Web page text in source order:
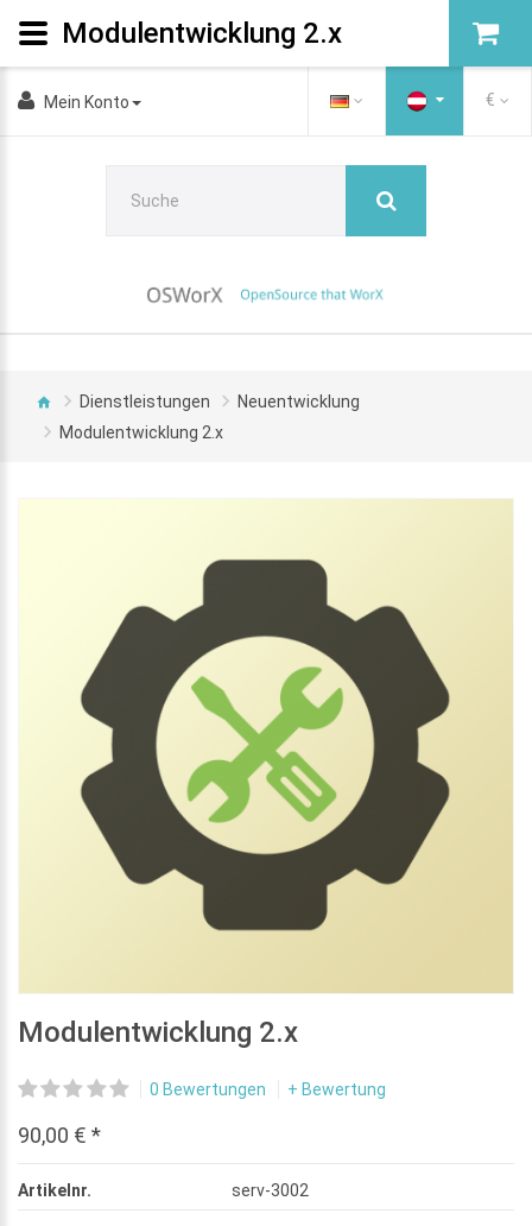
Mein Konto €
Dienstleistungen
Neuentwicklung
Modulentwicklung 2.x
Modulentwicklung 2.x
0 Bewertungen + Bewertung
90,00 € *
Artikelnr. serv-3002
Modulentwicklung 2.x